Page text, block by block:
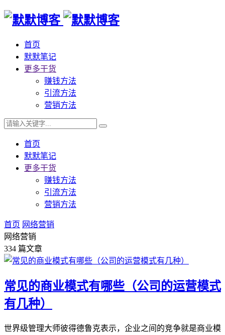
首页
默默笔记
更多干货
赚钱方法
引流方法
营销方法
首页
默默笔记
更多干货
赚钱方法
引流方法
营销方法
首页 网络营销
网络营销
334 篇文章
常见的商业模式有哪些（公司的运营模式
有几种）
世界级管理大师彼得德鲁克表示，企业之间的竞争就是商业模